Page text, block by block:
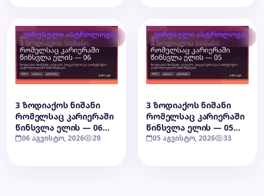
ვირუსული ასტროლოგია
3 ზოდიაქოს ნიშანი
რომელსაც კარიერაში
წინსვლა ელის — 06
აგვისტო, 2026
06 აგვისტო, 2026 29
ვირუსული ასტროლოგია
3 ზოდიაქოს ნიშანი
რომელსაც კარიერაში
წინსვლა ელის — 05
აგვისტო, 2026
05 აგვისტო, 2026 33